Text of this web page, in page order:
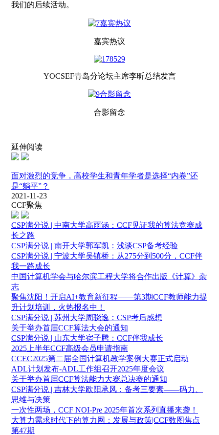
我们的后续活动。
嘉宾热议
YOCSEF青岛分论坛主席李昕总结发言
合影留念
延伸阅读
面对激烈的竞争，高校学生和青年学者是选择“内卷”还
是“躺平”？
2021-11-23
CCF聚焦
CSP满分说 | 中南大学高雨涵：CCF见证我的算法竞赛成
长之路
CSP满分说 | 南开大学郭军凯：浅谈CSP备考经验
CSP满分说 | 宁波大学吴镇桥：从275分到500分，CCF伴
我一路成长
中国计算机学会与哈尔滨工程大学将合作出版《计算》杂
志
聚焦沈阳！开启AI+教育新征程——第3期CCF教师能力提
升计划培训，火热报名中！
CSP满分说 | 苏州大学周骁逸：CSP考后感想
关于举办首届CCF算法大会的通知
CSP满分说 | 山东大学宿子腾：CCF伴我成长
2025上半年CCF高级会员申请指南
CCEC2025第二届全国计算机教学案例大赛正式启动
ADL计划发布-ADL工作组召开2025年度会议
关于举办首届CCF算法能力大赛总决赛的通知
CSP满分说 | 吉林大学欧阳承风：备考三要素——码力、
思维与决策
一次性两场，CCF NOI-Pre 2025年首次系列直播来袭！
大算力需求时代下的算力网：发展与政策|CCF数图焦点
第47期